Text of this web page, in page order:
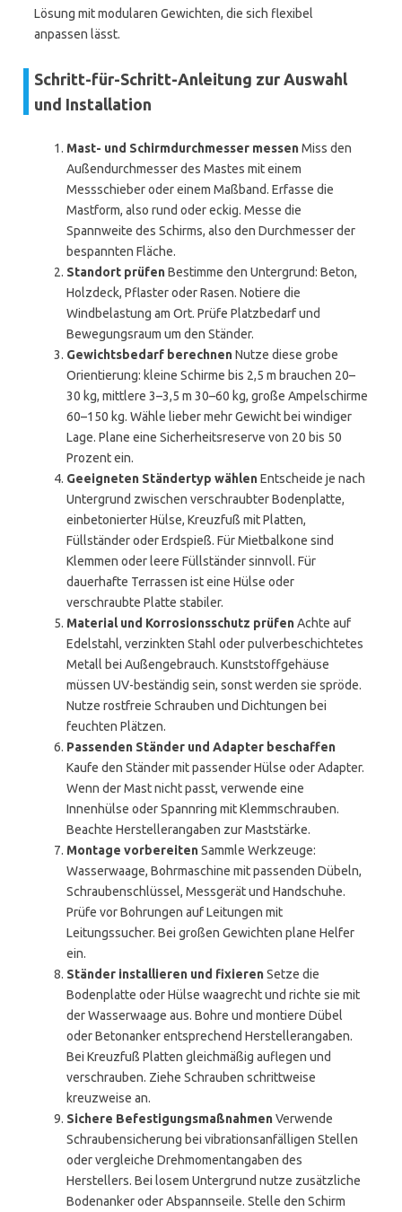
Lösung mit modularen Gewichten, die sich flexibel
anpassen lässt.
Schritt-für-Schritt-Anleitung zur Auswahl
und Installation
Mast- und Schirmdurchmesser messenMiss den
Außendurchmesser des Mastes mit einem
Messschieber oder einem Maßband. Erfasse die
Mastform, also rund oder eckig. Messe die
Spannweite des Schirms, also den Durchmesser der
bespannten Fläche.
Standort prüfenBestimme den Untergrund: Beton,
Holzdeck, Pflaster oder Rasen. Notiere die
Windbelastung am Ort. Prüfe Platzbedarf und
Bewegungsraum um den Ständer.
Gewichtsbedarf berechnenNutze diese grobe
Orientierung: kleine Schirme bis 2,5 m brauchen 20–
30 kg, mittlere 3–3,5 m 30–60 kg, große Ampelschirme
60–150 kg. Wähle lieber mehr Gewicht bei windiger
Lage. Plane eine Sicherheitsreserve von 20 bis 50
Prozent ein.
Geeigneten Ständertyp wählenEntscheide je nach
Untergrund zwischen verschraubter Bodenplatte,
einbetonierter Hülse, Kreuzfuß mit Platten,
Füllständer oder Erdspieß. Für Mietbalkone sind
Klemmen oder leere Füllständer sinnvoll. Für
dauerhafte Terrassen ist eine Hülse oder
verschraubte Platte stabiler.
Material und Korrosionsschutz prüfenAchte auf
Edelstahl, verzinkten Stahl oder pulverbeschichtetes
Metall bei Außengebrauch. Kunststoffgehäuse
müssen UV-beständig sein, sonst werden sie spröde.
Nutze rostfreie Schrauben und Dichtungen bei
feuchten Plätzen.
Passenden Ständer und Adapter beschaffen
Kaufe den Ständer mit passender Hülse oder Adapter.
Wenn der Mast nicht passt, verwende eine
Innenhülse oder Spannring mit Klemmschrauben.
Beachte Herstellerangaben zur Maststärke.
Montage vorbereitenSammle Werkzeuge:
Wasserwaage, Bohrmaschine mit passenden Dübeln,
Schraubenschlüssel, Messgerät und Handschuhe.
Prüfe vor Bohrungen auf Leitungen mit
Leitungssucher. Bei großen Gewichten plane Helfer
ein.
Ständer installieren und fixierenSetze die
Bodenplatte oder Hülse waagrecht und richte sie mit
der Wasserwaage aus. Bohre und montiere Dübel
oder Betonanker entsprechend Herstellerangaben.
Bei Kreuzfuß Platten gleichmäßig auflegen und
verschrauben. Ziehe Schrauben schrittweise
kreuzweise an.
Sichere BefestigungsmaßnahmenVerwende
Schraubensicherung bei vibrationsanfälligen Stellen
oder vergleiche Drehmomentangaben des
Herstellers. Bei losem Untergrund nutze zusätzliche
Bodenanker oder Abspannseile. Stelle den Schirm